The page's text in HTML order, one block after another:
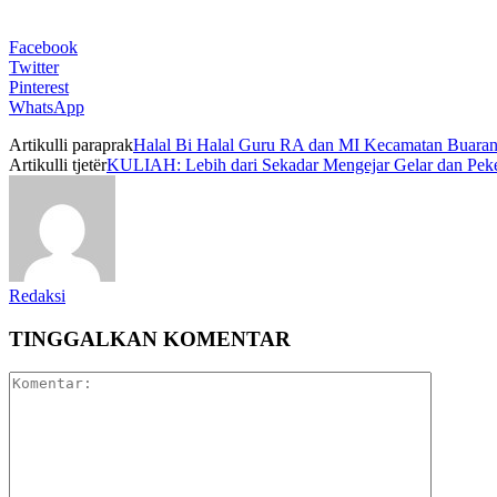
Facebook
Twitter
Pinterest
WhatsApp
Artikulli paraprakHalal Bi Halal Guru RA dan MI Kecamatan
Artikulli tjetërKULIAH: Lebih dari Sekadar Mengejar Gelar dan
Redaksi
TINGGALKAN KOMENTAR